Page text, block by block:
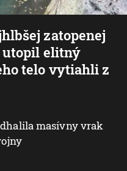
zatopenej
utopil elitný
telo vytiahli z
masívny vrak